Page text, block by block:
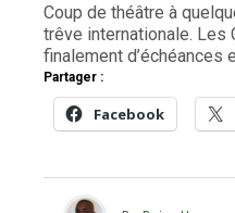
Coup de théâtre à
trêve internationale. Les
finalement d’échéances
Partager :
Facebook